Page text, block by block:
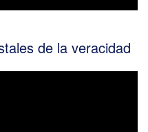
de la veracidad